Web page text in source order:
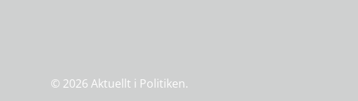
© 2026 Aktuellt i Politiken.